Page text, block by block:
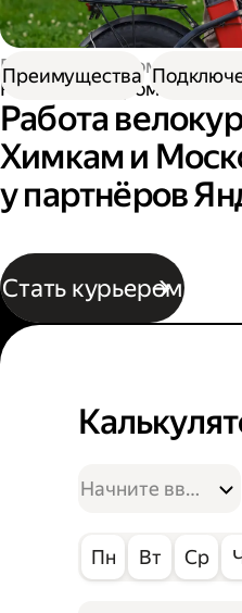
Работа курьером
Работа курьером на
Работа
Химкам и
у партнёров
Стать курьером
Преимущества
Пн Вт Ср